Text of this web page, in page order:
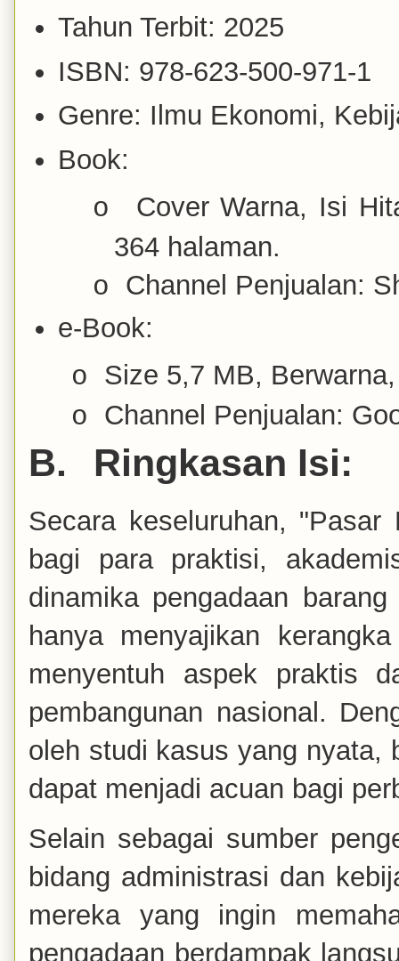
Tahun Terbit: 2025
ISBN: 978-623-500-971-1
Genre: Ilmu Ekonomi,
Book:
o
Cover Warna, Isi
364 halaman.
o Channel Penjualan:
e-Book:
o Size 5,7 MB,
o Channel Penjualan:
B. Ringkasan Isi:
Secara keseluruhan, "Pasar
bagi para praktisi,
dinamika pengadaan
hanya menyajikan
menyentuh aspek praktis
pembangunan nasional.
oleh studi kasus yang nyata,
dapat menjadi acuan bagi
Selain sebagai sumber
bidang administrasi dan
mereka yang ingin
pengadaan berdampak